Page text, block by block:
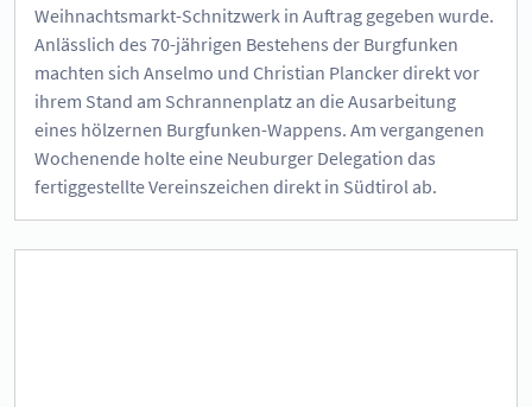
Weihnachtsmarkt-Schnitzwerk in Auftrag gegeben wurde.
Anlässlich des 70-jährigen Bestehens der Burgfunken
machten sich Anselmo und Christian Plancker direkt vor
ihrem Stand am Schrannenplatz an die Ausarbeitung
eines hölzernen Burgfunken-Wappens. Am vergangenen
Wochenende holte eine Neuburger Delegation das
fertiggestellte Vereinszeichen direkt in Südtirol ab.